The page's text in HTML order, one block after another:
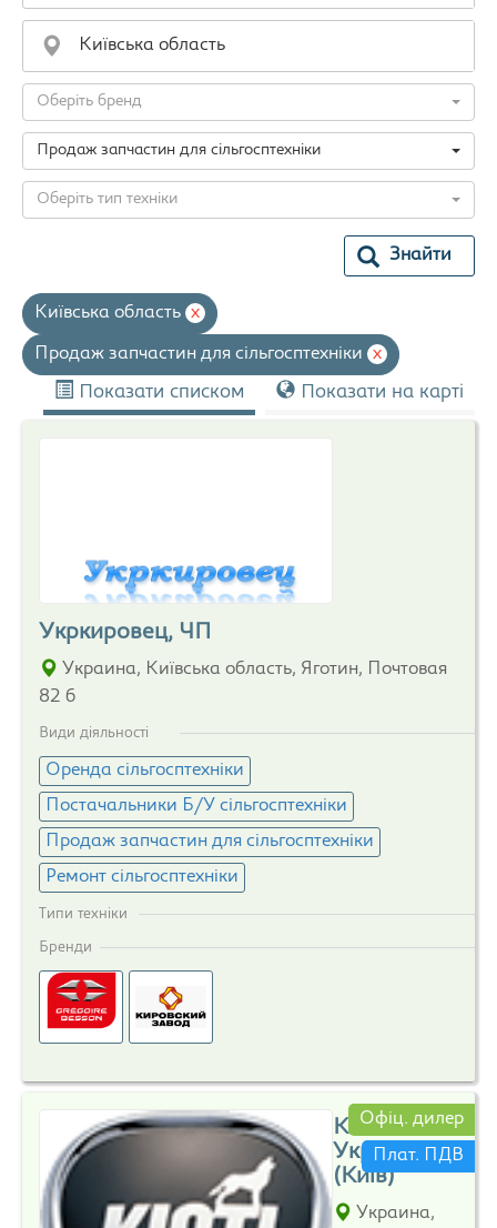
Оберіть бренд
Продаж запчастин для сільгосптехніки
Оберіть тип техніки
Знайти
Київська область x
Продаж запчастин для сільгосптехніки x
Показати списком Показати на карті
Укркировец, ЧП
Украина, Київська область, Яготин, Почтовая
82 б
Види діяльності
Оренда сільгосптехніки
Постачальники Б/У сільгосптехніки
Продаж запчастин для сільгосптехніки
Ремонт сільгосптехніки
Типи техніки
Бренди
KIOTI
Украина
(Київ)
Украина,
Офіц. дилер
Плат. ПДВ